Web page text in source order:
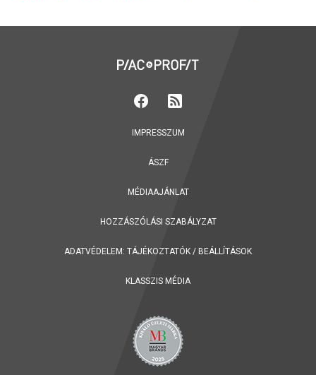
IMPRESSZUM
ÁSZF
MÉDIAAJÁNLAT
HOZZÁSZÓLÁSI SZABÁLYZAT
ADATVÉDELEM: TÁJÉKOZTATÓK / BEÁLLÍTÁSOK
KLASSZIS MÉDIA